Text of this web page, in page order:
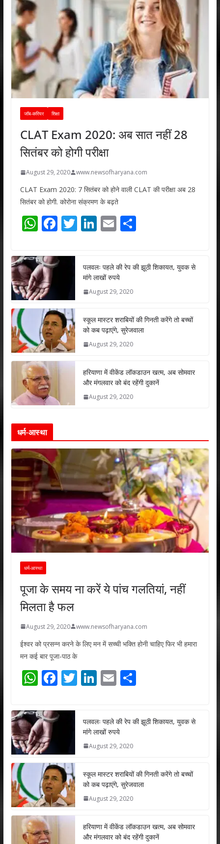
जॉब-करियर शिक्षा
CLAT Exam 2020: अब सात नहीं 28
सितंबर को होगी परीक्षा
August 29, 2020 www.newsofharyana.com
CLAT Exam 2020: 7 सितंबर को होने वाली CLAT की परीक्षा अब 28
सितंबर को होगी. कोरोना संक्रमण के बढ़ते
W
at
s
A
p
p
F
e
b
o
k
T
er
Li
e
dI
n
E
l
S
e
पलवलः पहले की रेप की झूठी शिकायत, युवक से
मांगे लाखों रुपये
August 29, 2020
स्कूल मास्टर शराबियों की गिनती करेंगे तो बच्चों
को कब पढ़ाएंगे, सुरेजवाला
August 29, 2020
हरियाणा में वीकेंड लॉकडाउन खत्म, अब सोमवार
और मंगलवार को बंद रहेंगी दुकानें
August 29, 2020
धर्म-आस्था
धर्म-आस्था
पूजा के समय ना करें ये पांच गलतियां, नहीं
मिलता है फल
August 29, 2020 www.newsofharyana.com
ईश्वर को प्रसन्न करने के लिए मन में सच्ची भक्ति होनी चाहिए फिर भी हमारा
मन कई बार पूजा-पाठ के
W
at
s
A
p
p
F
e
b
o
k
T
er
Li
e
dI
n
E
l
S
e
पलवलः पहले की रेप की झूठी शिकायत, युवक से
मांगे लाखों रुपये
August 29, 2020
स्कूल मास्टर शराबियों की गिनती करेंगे तो बच्चों
को कब पढ़ाएंगे, सुरेजवाला
August 29, 2020
हरियाणा में वीकेंड लॉकडाउन खत्म, अब सोमवार
और मंगलवार को बंद रहेंगी दुकानें